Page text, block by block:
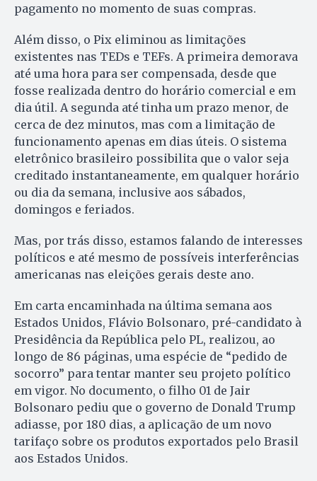
pagamento no momento de suas compras.
Além disso, o Pix eliminou as limitações
existentes nas TEDs e TEFs. A primeira demorava
até uma hora para ser compensada, desde que
fosse realizada dentro do horário comercial e em
dia útil. A segunda até tinha um prazo menor, de
cerca de dez minutos, mas com a limitação de
funcionamento apenas em dias úteis. O sistema
eletrônico brasileiro possibilita que o valor seja
creditado instantaneamente, em qualquer horário
ou dia da semana, inclusive aos sábados,
domingos e feriados.
Mas, por trás disso, estamos falando de interesses
políticos e até mesmo de possíveis interferências
americanas nas eleições gerais deste ano.
Em carta encaminhada na última semana aos
Estados Unidos, Flávio Bolsonaro, pré-candidato à
Presidência da República pelo PL, realizou, ao
longo de 86 páginas, uma espécie de “pedido de
socorro” para tentar manter seu projeto político
em vigor. No documento, o filho 01 de Jair
Bolsonaro pediu que o governo de Donald Trump
adiasse, por 180 dias, a aplicação de um novo
tarifaço sobre os produtos exportados pelo Brasil
aos Estados Unidos.